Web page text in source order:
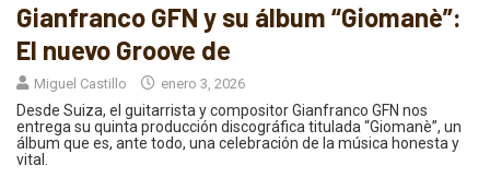
Gianfranco GFN y su álbum “Giomanè”:
El nuevo Groove de
Miguel Castillo enero 3, 2026
Desde Suiza, el guitarrista y compositor Gianfranco GFN nos
entrega su quinta producción discográfica titulada “Giomanè”, un
álbum que es, ante todo, una celebración de la música honesta y
vital.